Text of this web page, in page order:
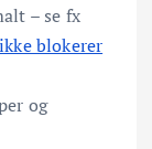
– se fx
blokerer
og